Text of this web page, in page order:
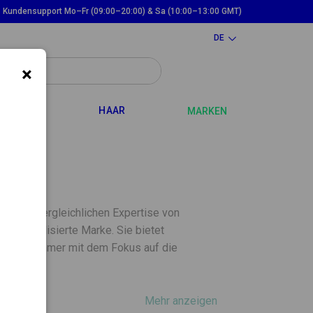
Kundensupport Mo–Fr (09:00–20:00) & Sa (10:00–13:00 GMT)
DE
TOGGLE DROPDOWN
HAAR TOGGLE DROPDOWN
MARKEN
der unvergleichlichen Expertise von
spezialisierte Marke. Sie bietet
an, immer mit dem Fokus auf die
Mehr anzeigen
×